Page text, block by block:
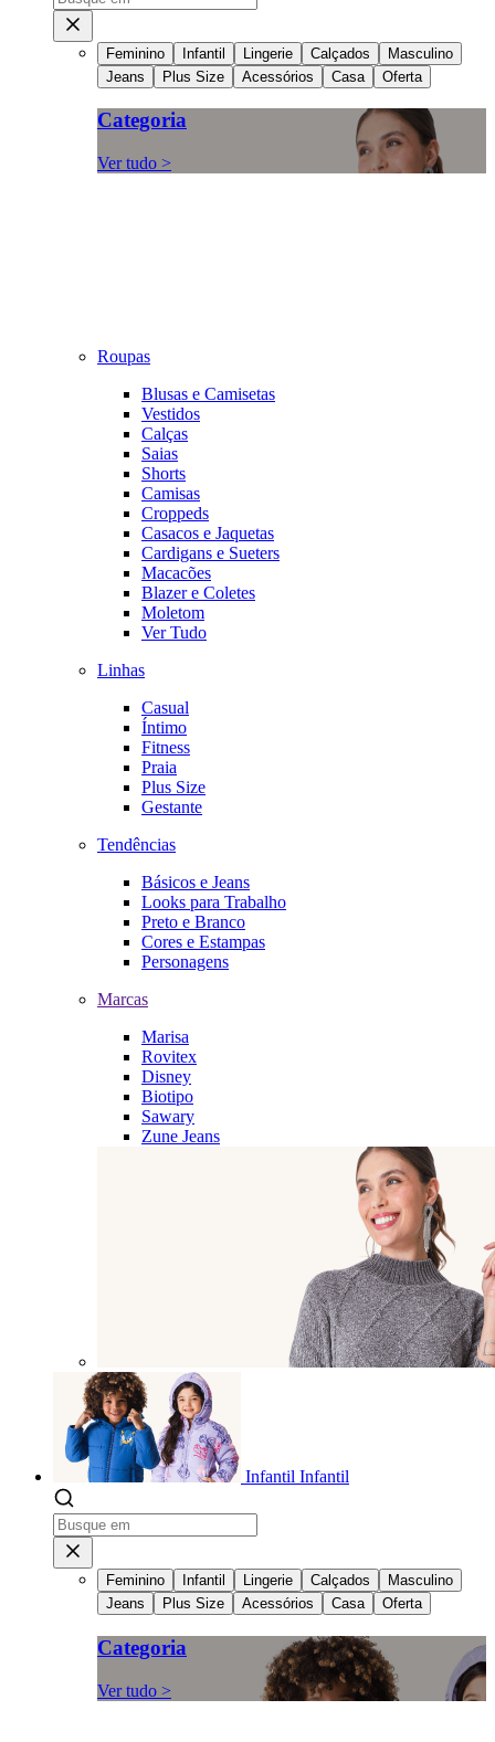
Feminino Infantil Lingerie Calçados
Masculino
Jeans
Plus Size Acessórios Casa Oferta
Categoria
Ver tudo >
Roupas
Blusas e Camisetas
Vestidos
Calças
Saias
Shorts
Camisas
Croppeds
Casacos e Jaquetas
Cardigans e Sueters
Macacões
Blazer e Coletes
Moletom
Ver Tudo
Linhas
Casual
Íntimo
Fitness
Praia
Plus Size
Gestante
Tendências
Básicos e Jeans
Looks para Trabalho
Preto e Branco
Cores e Estampas
Personagens
Marcas
Marisa
Rovitex
Disney
Biotipo
Sawary
Zune Jeans
Infantil Infantil
Feminino Infantil Lingerie Calçados
Masculino
Jeans
Plus Size Acessórios Casa Oferta
Categoria
Ver tudo >